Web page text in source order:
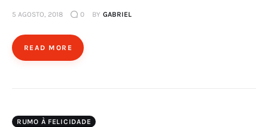
5 AGOSTO, 2018 0 BY GABRIEL
READ MORE
RUMO À FELICIDADE